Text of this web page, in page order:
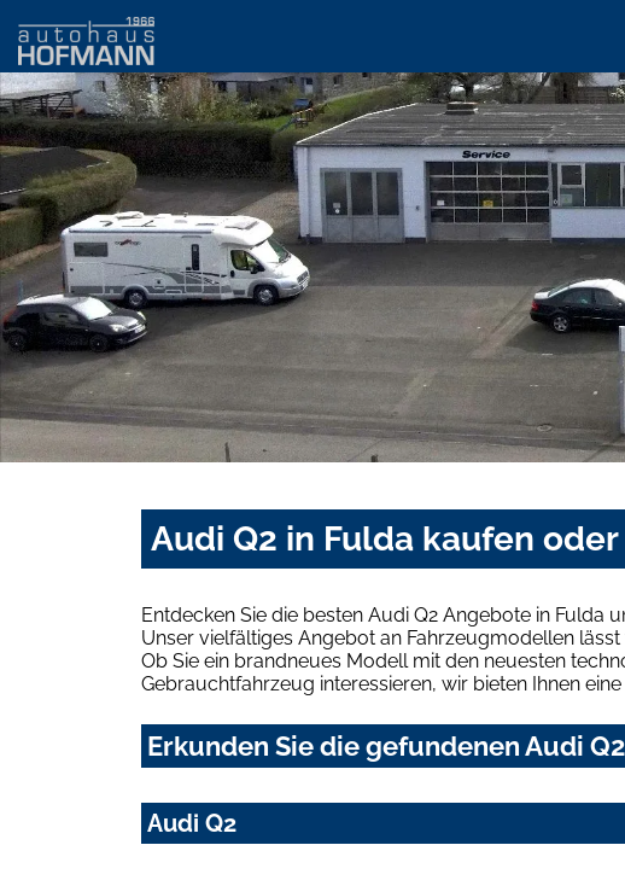
Audi Q2 in Fulda kaufen
Entdecken Sie die besten Audi Q2 Angebote in Fulda
Unser vielfältiges Angebot an Fahrzeugmodellen lässt
Ob Sie ein brandneues Modell mit den neuesten
Gebrauchtfahrzeug interessieren, wir bieten Ihnen
Erkunden Sie die gefundenen Audi
Audi Q2